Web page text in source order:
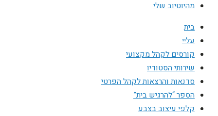
מהיוטיוב שלי
בית
עליי
קורסים לקהל מקצועי
שירותי הסטודיו
סדנאות והרצאות לקהל הפרטי
הספר “להרגיש בית”
קלפי עיצוב בצבע